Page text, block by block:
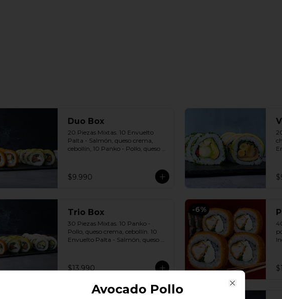
Duo Box
20 Piezas Mixtas. 10 Envuelto
Palta - Salmón, queso crema,
cebollín, 10 Panko - Pollo, queso
palitos
$9.990
Trio Box
30 Piezas Mixtas. 10 Panko -
Pollo, queso crema, cebollín. 10
Envuelto Palta - Salmón, queso
3 Salsas a elección soya o agridulce
Bless + 2 palitos
$13.990
-6%
Avocado Pollo
Close